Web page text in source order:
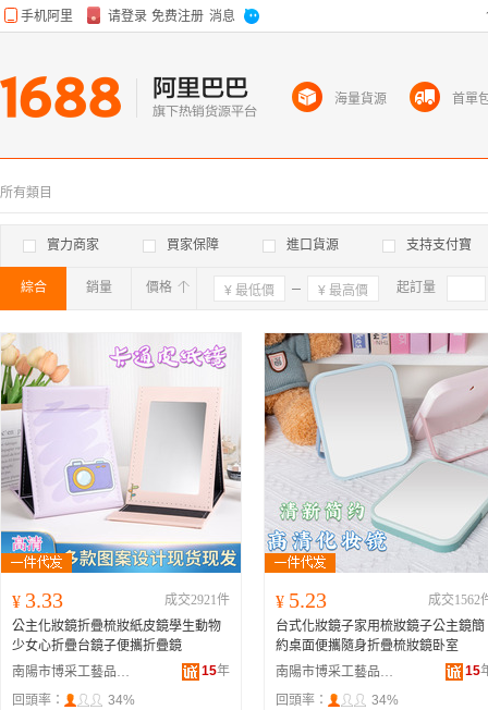
所有類目
實力商家 買家保障 進口貨源 支持支付寶
綜合 銷量 價格 確定 起訂量
¥ 3.33
成交2921件
公主化妝鏡折疊梳妝紙皮鏡學生動物
少女心折疊台鏡子便攜折疊鏡
南陽市博采工藝品有限公司
15年
回頭率：
34%
¥ 5.23
成交1562
台式化妝鏡子家用梳妝鏡子公主鏡簡
約桌面便攜隨身折疊梳妝鏡卧室
南陽市博采工藝品有限公司
15
回頭率：
34%
海量貨源 首單